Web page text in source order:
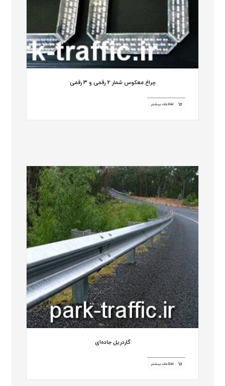
چراغ معکوس شمار 2 رقمی و 3 رقمی
اطلاعات بیشتر
گاردریل جاده‌ای
اطلاعات بیشتر